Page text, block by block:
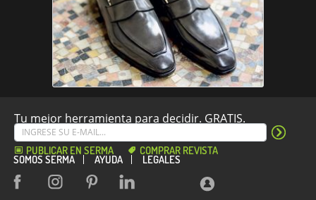
Tu mejor herramienta para decidir. GRATIS.
PUBLICAR EN SERMA COMPRAR REVISTA
SOMOS SERMA AYUDA LEGALES